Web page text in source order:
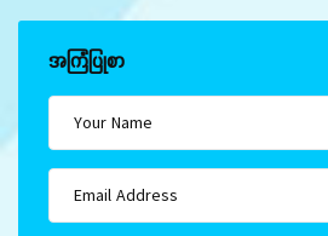
အကြံပြုစာ